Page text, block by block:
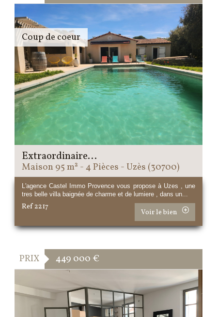
Coup de coeur
Extraordinaire...
Maison 95 m² - 4 Pièces - Uzès (30700)
L'agence Castel Immo Provence vous propose à Uzes , une
tres belle villa baignée de charme et de lumiere , dans un...
Ref 2217
Voir le bien
PRIX 449 000 €